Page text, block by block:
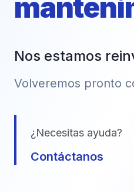
Nos estamos
Volveremos pronto
¿Necesitas ayuda?
Contáctanos